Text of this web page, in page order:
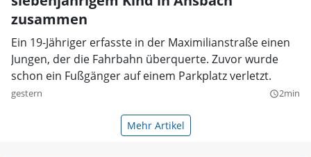
zusammen
Ein 19-Jähriger erfasste in der Maximilianstraße einen
Jungen, der die Fahrbahn überquerte. Zuvor wurde
schon ein Fußgänger auf einem Parkplatz verletzt.
gestern query_builder2min
Mehr Artikel